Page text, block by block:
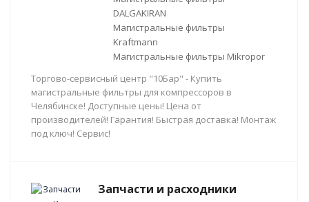
DALGAKIRAN
Магистральные фильтры
Kraftmann
Магистральные фильтры Mikropor
Торгово-сервисный центр "10Бар" - Купить
магистральные фильтры для компрессоров в
Челябинске! Доступные цены! Цена от
производителей! Гарантия! Быстрая доставка! Монтаж
под ключ! Сервис!
Запчасти и расходники